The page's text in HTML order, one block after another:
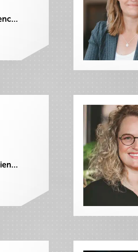
felicia.dakkour@dalarnasciencepark.se
ingegerd.erikers@dalarnasciencepark.se